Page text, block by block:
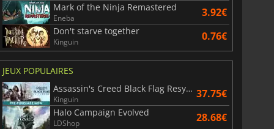
6.75€ 15.48
Mark of the Ninja Remastered
Eneba 3.92€
Don't starve together
Kinguin 0.76€
JEUX POPULAIRES
Assassin's Creed Black Flag Resynced
Kinguin 37.75€
Halo Campaign Evolved
LDShop 28.68€